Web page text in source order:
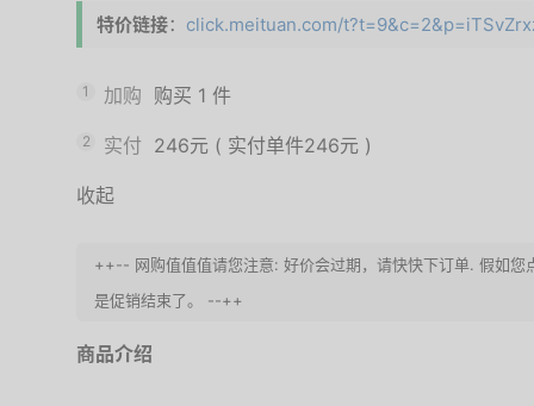
特价链接： click.meituan.com/
1 加购 购买 1 件
2 实付 246元 ( 实付单件246元 )
收起
++-- 网购值值值请您注意: 好价会过期，请快快下订单. 假如您
是促销结束了。 --++
商品介绍